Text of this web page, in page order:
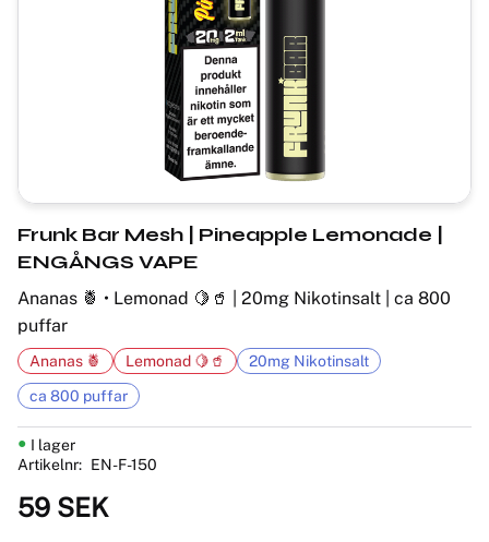
Frunk Bar Mesh | Pineapple Lemonade |
ENGÅNGS VAPE
Ananas 🍍 • Lemonad 🍋🥤 | 20mg Nikotinsalt | ca 800
puffar
59 SEK
I lager
Artikelnr
EN-F-150
Ananas 🍍 Lemonad 🍋🥤
20mg Nikotinsalt
ca 800 puffar